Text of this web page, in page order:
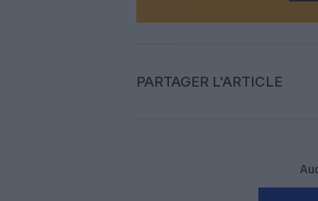
PARTAGER L'ARTICLE